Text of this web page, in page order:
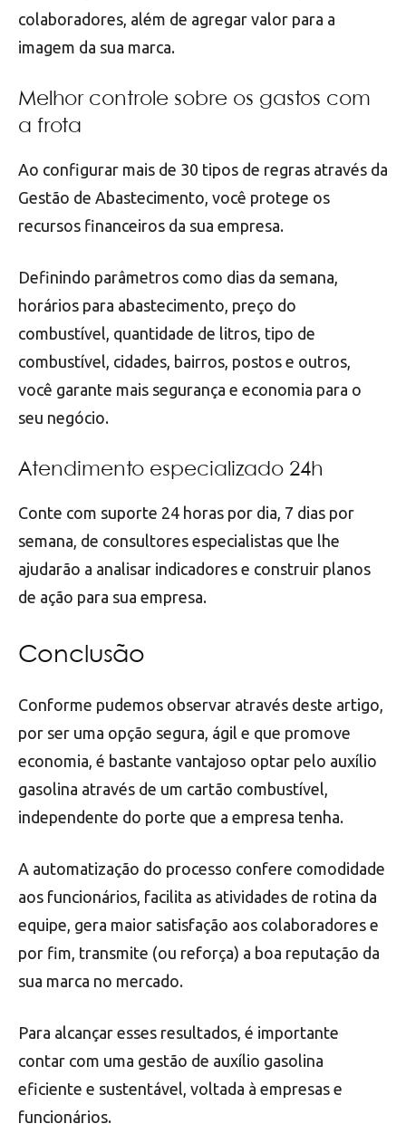
colaboradores, além de agregar valor para a
imagem da sua marca.
Melhor controle sobre os gastos com
a frota
Ao configurar mais de 30 tipos de regras através da
Gestão de Abastecimento, você protege os
recursos financeiros da sua empresa.
Definindo parâmetros como dias da semana,
horários para abastecimento, preço do
combustível, quantidade de litros, tipo de
combustível, cidades, bairros, postos e outros,
você garante mais segurança e economia para o
seu negócio.
Atendimento especializado 24h
Conte com suporte 24 horas por dia, 7 dias por
semana, de consultores especialistas que lhe
ajudarão a analisar indicadores e construir planos
de ação para sua empresa.
Conclusão
Conforme pudemos observar através deste artigo,
por ser uma opção segura, ágil e que promove
economia, é bastante vantajoso optar pelo auxílio
gasolina através de um cartão combustível,
independente do porte que a empresa tenha.
A automatização do processo confere comodidade
aos funcionários, facilita as atividades de rotina da
equipe, gera maior satisfação aos colaboradores e
por fim, transmite (ou reforça) a boa reputação da
sua marca no mercado.
Para alcançar esses resultados, é importante
contar com uma gestão de auxílio gasolina
eficiente e sustentável, voltada à empresas e
funcionários.